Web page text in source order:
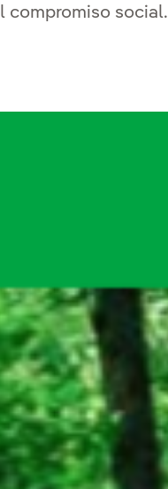
compromiso social.